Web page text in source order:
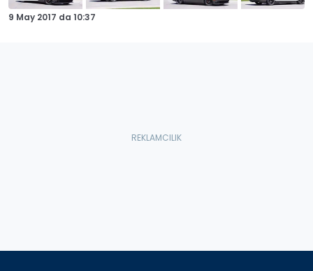
9 May 2017 da 10:37